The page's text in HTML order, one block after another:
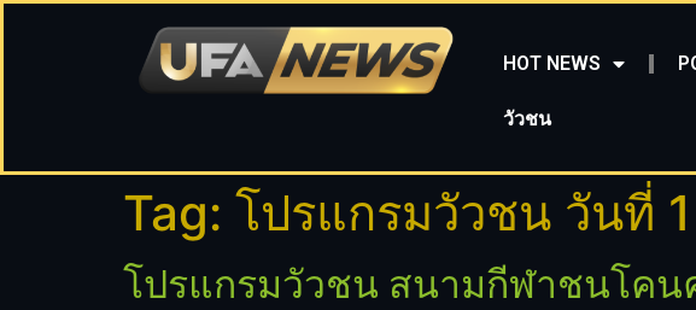
HOT NEWS
วัวชน
Tag: โปรแกรมวัวชน วันที่
โปรแกรมวัวชน สนามกีฬาชนโคน